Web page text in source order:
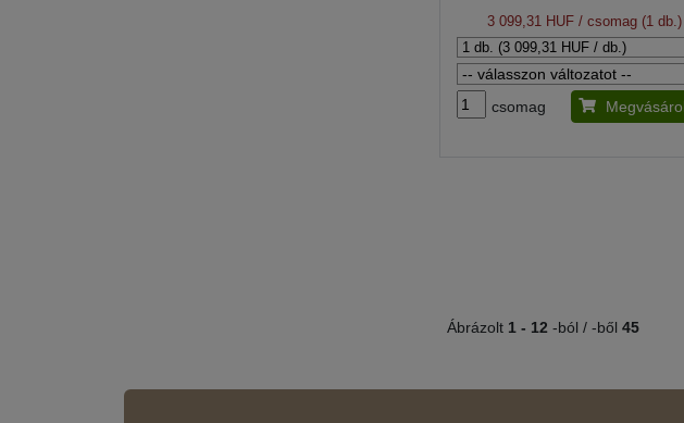
3 099,31 HUF/ csomag (1 db.)
csomag
Ábrázolt 1 - 12 -ból / -ből 45